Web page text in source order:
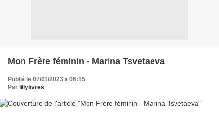
Mon Frère féminin - Marina Tsvetaeva
Publié le 07/01/2023 à 06:15
Par lillylivres